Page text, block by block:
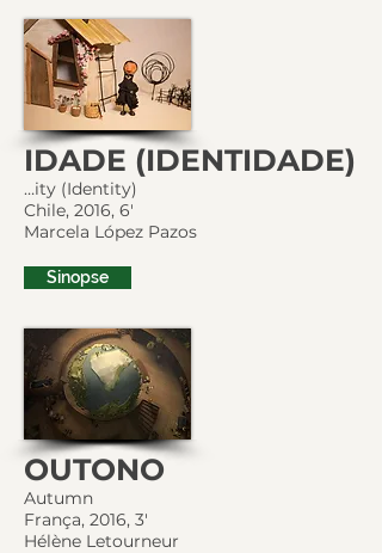
IDADE (IDENTIDADE)
…ity (Identity)
Chile, 2016, 6'
Marcela López Pazos
Sinopse
OUTONO
Autumn
França, 2016, 3'
Hélène Letourneur